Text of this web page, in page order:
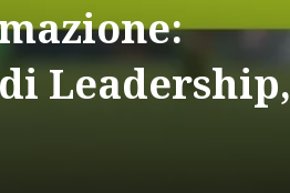
Leadership,